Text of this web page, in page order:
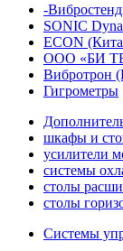
-
SONIC
ECON
ООО «БИ
Вибротрон
Гигрометры
шкафы и
усилители
системы
столы
столы
Системы